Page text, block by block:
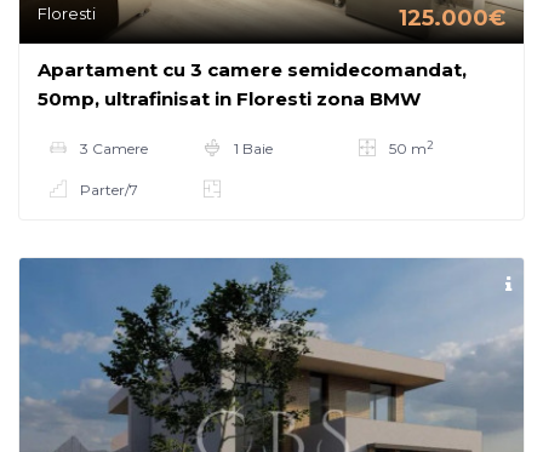
Floresti 125.000€
Apartament cu 3 camere semidecomandat,
50mp, ultrafinisat in Floresti zona BMW
3 Camere 1 Baie 50 m2
Parter/7